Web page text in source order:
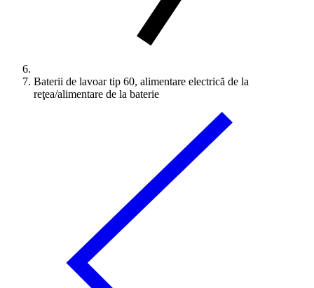
Baterii de lavoar tip 60, alimentare electrică de la
reţea/alimentare de la baterie